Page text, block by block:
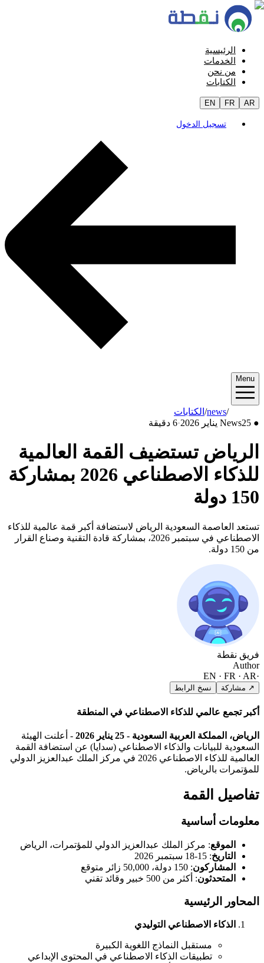
الرئيسية
الخدمات
من نحن
الكتابات
EN FR AR
تسجيل الدخول
Menu
الكتابات/news
●
News25 يناير 2026 ·6 دقيقة
الرياض تستضيف القمة العالمية
للذكاء الاصطناعي 2026 بمشاركة
150 دولة
تستعد العاصمة السعودية الرياض لاستضافة أكبر قمة عالمية للذكاء
الاصطناعي في سبتمبر 2026، بمشاركة قادة التقنية وصناع القرار
من 150 دولة.
فريق نقطة
Author
EN · FR · AR
↗ مشاركة نسخ الرابط
أكبر تجمع عالمي للذكاء الاصطناعي في المنطقة
الرياض، المملكة العربية السعودية - 25 يناير 2026
- أعلنت الهيئة
السعودية للبيانات والذكاء الاصطناعي (سدايا) عن استضافة القمة
العالمية للذكاء الاصطناعي 2026 في مركز الملك عبدالعزيز الدولي
للمؤتمرات بالرياض.
تفاصيل القمة
معلومات أساسية
الموقع: مركز الملك عبدالعزيز الدولي للمؤتمرات، الرياض
التاريخ: 15-18 سبتمبر 2026
المشاركون: 150 دولة، 50,000 زائر متوقع
المتحدثون: أكثر من 500 خبير وقائد تقني
المحاور الرئيسية
الذكاء الاصطناعي التوليدي
مستقبل النماذج اللغوية الكبيرة
تطبيقات الذكاء الاصطناعي في المحتوى الإبداعي